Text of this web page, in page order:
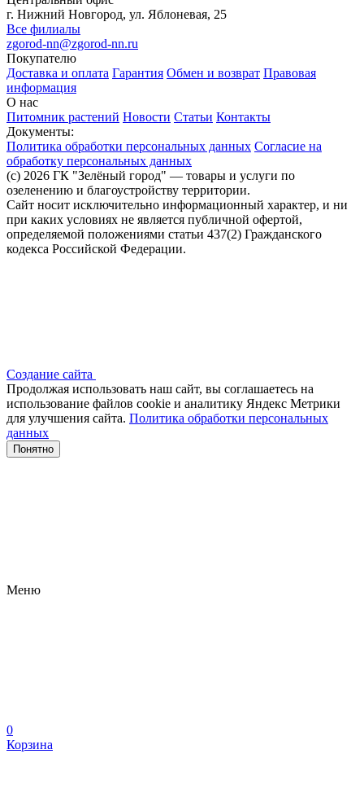
г. Нижний Новгород, ул. Яблоневая, 25
Все филиалы
zgorod-nn@zgorod-nn.ru
Покупателю
Доставка и оплата Гарантия Обмен и возврат Правовая
информация
О нас
Питомник растений Новости Статьи Контакты
Документы:
Политика обработки персональных данных Согласие на
обработку персональных данных
(c) 2026 ГК "Зелёный город" — товары и услуги по
озеленению и благоустройству территории.
Сайт носит исключительно информационный характер, и ни
при каких условиях не является публичной офертой,
определяемой положениями статьи 437(2) Гражданского
кодекса Российской Федерации.
Создание сайта
Продолжая использовать наш сайт, вы соглашаетесь на
использование файлов сооkіе и аналитику Яндекс Метрики
для улучшения сайта. Политика обработки персональных
данных
Понятно
Меню
0
Корзина